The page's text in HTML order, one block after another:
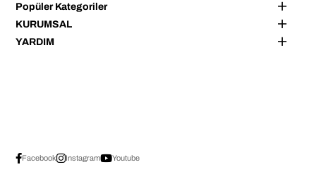
Popüler Kategoriler
KURUMSAL
YARDIM
Facebook Instagram Youtube